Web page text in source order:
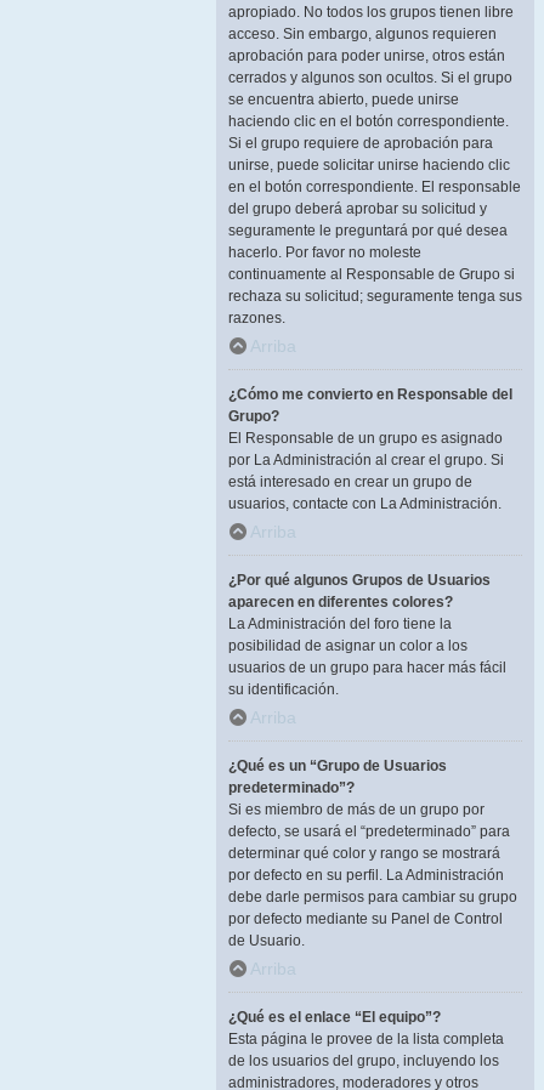
apropiado. No todos los grupos tienen libre
acceso. Sin embargo, algunos requieren
aprobación para poder unirse, otros están
cerrados y algunos son ocultos. Si el grupo
se encuentra abierto, puede unirse
haciendo clic en el botón correspondiente.
Si el grupo requiere de aprobación para
unirse, puede solicitar unirse haciendo clic
en el botón correspondiente. El responsable
del grupo deberá aprobar su solicitud y
seguramente le preguntará por qué desea
hacerlo. Por favor no moleste
continuamente al Responsable de Grupo si
rechaza su solicitud; seguramente tenga sus
razones.
Arriba
¿Cómo me convierto en Responsable del
Grupo?
El Responsable de un grupo es asignado
por La Administración al crear el grupo. Si
está interesado en crear un grupo de
usuarios, contacte con La Administración.
Arriba
¿Por qué algunos Grupos de Usuarios
aparecen en diferentes colores?
La Administración del foro tiene la
posibilidad de asignar un color a los
usuarios de un grupo para hacer más fácil
su identificación.
Arriba
¿Qué es un “Grupo de Usuarios
predeterminado”?
Si es miembro de más de un grupo por
defecto, se usará el “predeterminado” para
determinar qué color y rango se mostrará
por defecto en su perfil. La Administración
debe darle permisos para cambiar su grupo
por defecto mediante su Panel de Control
de Usuario.
Arriba
¿Qué es el enlace “El equipo”?
Esta página le provee de la lista completa
de los usuarios del grupo, incluyendo los
administradores, moderadores y otros